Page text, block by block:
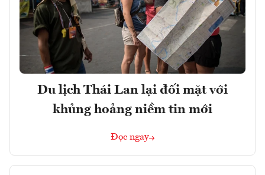
Du lịch Thái Lan lại đối mặt với
khủng hoảng niềm tin mới
Đọc ngay